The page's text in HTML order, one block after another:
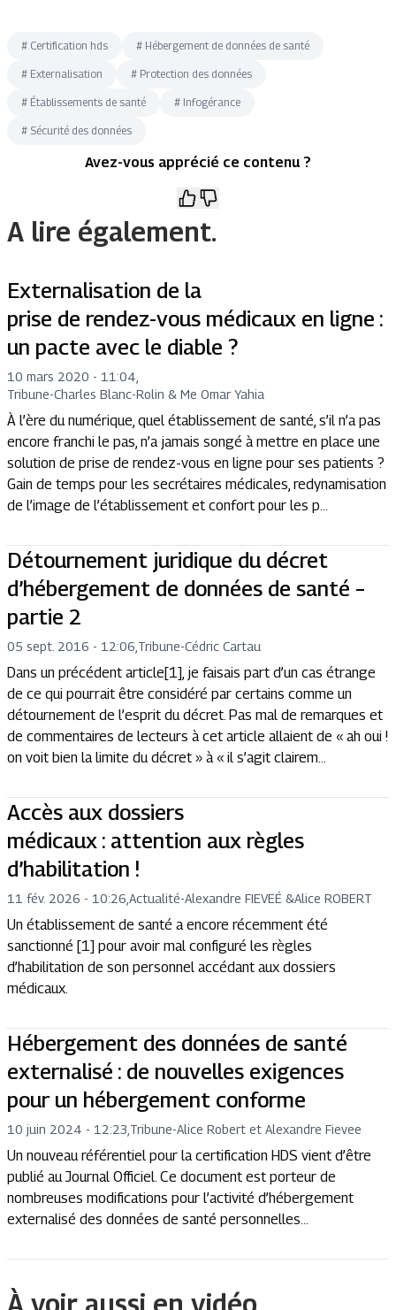
# Certification hds # Hébergement de données de santé
# Externalisation # Protection des données
# Établissements de santé # Infogérance
# Sécurité des données
Avez-vous apprécié ce contenu ?
A lire également.
Externalisation de la
prise de rendez-vous médicaux en ligne :
un pacte avec le diable ?
10 mars 2020 - 11:04
Tribune-Charles Blanc-Rolin & Me Omar Yahia
À l’ère du numérique, quel établissement de santé, s’il n’a pas
encore franchi le pas, n’a jamais songé à mettre en place une
solution de prise de rendez-vous en ligne pour ses patients ?
Gain de temps pour les secrétaires médicales, redynamisation
de l’image de l’établissement et confort pour les p...
Détournement juridique du décret
d’hébergement de données de santé –
partie 2
05 sept. 2016 - 12:06 Tribune-Cédric Cartau
Dans un précédent article[1], je faisais part d’un cas étrange
de ce qui pourrait être considéré par certains comme un
détournement de l’esprit du décret. Pas mal de remarques et
de commentaires de lecteurs à cet article allaient de « ah oui !
on voit bien la limite du décret » à « il s’agit clairem...
Accès aux dossiers
médicaux : attention aux règles
d’habilitation !
11 fév. 2026 - 10:26 Actualité-Alexandre FIEVEÉ &Alice ROBERT
Un établissement de santé a encore récemment été
sanctionné [1] pour avoir mal configuré les règles
d’habilitation de son personnel accédant aux dossiers
médicaux.
Hébergement des données de santé
externalisé : de nouvelles exigences
pour un hébergement conforme
10 juin 2024 - 12:23 Tribune-Alice Robert et Alexandre Fievee
Un nouveau référentiel pour la certification HDS vient d’être
publié au Journal Officiel. Ce document est porteur de
nombreuses modifications pour l’activité d’hébergement
externalisé des données de santé personnelles…